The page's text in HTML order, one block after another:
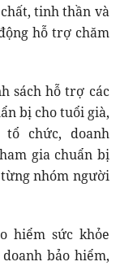
tinh thần và
hỗ trợ chăm
sách hỗ trợ các
bị cho tuổi già,
chức, doanh
gia chuẩn bị
nhóm người
hiểm sức khỏe
bảo hiểm,